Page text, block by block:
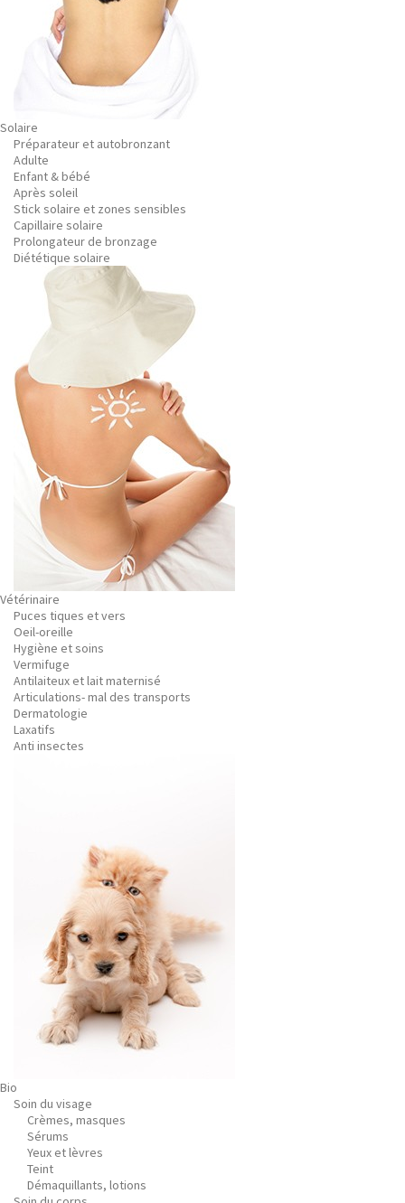
Solaire
Préparateur et autobronzant
Adulte
Enfant & bébé
Après soleil
Stick solaire et zones sensibles
Capillaire solaire
Prolongateur de bronzage
Diététique solaire
Vétérinaire
Puces tiques et vers
Oeil-oreille
Hygiène et soins
Vermifuge
Antilaiteux et lait maternisé
Articulations- mal des transports
Dermatologie
Laxatifs
Anti insectes
Bio
Soin du visage
Crèmes, masques
Sérums
Yeux et lèvres
Teint
Démaquillants, lotions